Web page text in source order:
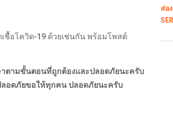
ชื้อโควิด-19 ด้วยเช่นกัน พร้อมโพสต์
าตามขั้นตอนที่ถูกต้องและปลอดภัยนะครับ
ลอดภัยขอให้ทุกคน ปลอดภัยนะครับ
ส่อ